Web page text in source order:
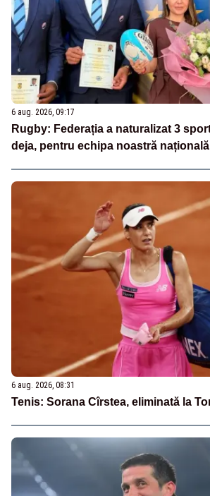
6 aug. 2026, 09:17
Rugby: Federația a naturalizat 3
deja, pentru echipa noastră națională
6 aug. 2026, 08:31
Tenis: Sorana Cîrstea, eliminată la